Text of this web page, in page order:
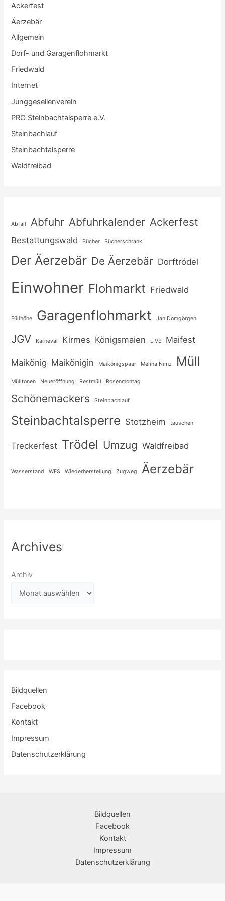
Ackerfest
Äerzebär
Allgemein
Dorf- und Garagenflohmarkt
Friedwald
Internet
Junggesellenverein
PRO Steinbachtalsperre e.V.
Steinbachlauf
Steinbachtalsperre
Waldfreibad
Abfall Abfuhr Abfuhrkalender Ackerfest
Bestattungswald Bücher Bücherschrank
Der Äerzebär De Äerzebär Dorftrödel
Einwohner Flohmarkt Friedwald
Füllhöhe Garagenflohmarkt Jan Domgörgen
JGV Karneval Kirmes Königsmaien LIVE Maifest
Maikönig Maikönigin Maikönigspaar Melina Nimz Müll
Mülltonen Neueröffnung Restmüll Rosenmontag
Schönemackers Steinbachlauf
Steinbachtalsperre Stotzheim tauschen
Treckerfest Trödel Umzug Waldfreibad
Wasserstand WES Wiederherstellung Zugweg Äerzebär
Archives
Archiv
Bildquellen
Facebook
Kontakt
Impressum
Datenschutzerklärung
Bildquellen
Facebook
Kontakt
Impressum
Datenschutzerklärung